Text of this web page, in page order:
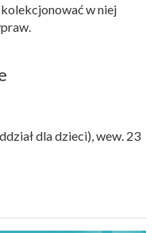
w niej
dla dzieci), wew. 23